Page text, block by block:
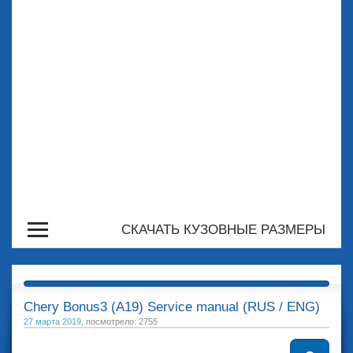
СКАЧАТЬ КУЗОВНЫЕ РАЗМЕРЫ
Chery Bonus3 (A19) Service manual (RUS / ENG)
27 марта 2019 , посмотрело: 2755